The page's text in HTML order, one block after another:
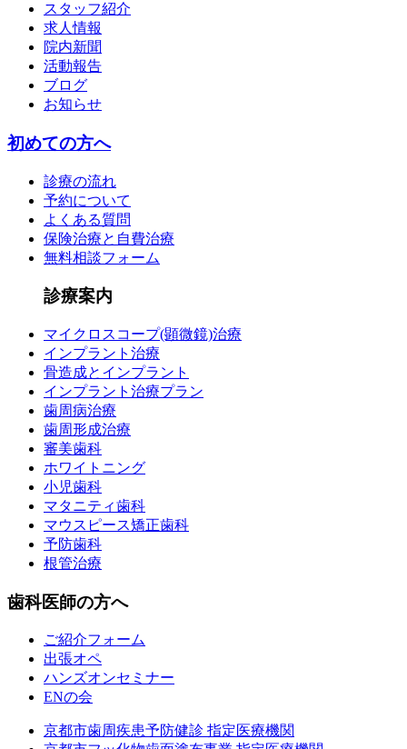
スタッフ紹介
求人情報
院内新聞
活動報告
ブログ
お知らせ
初めての方へ
診療の流れ
予約について
よくある質問
保険治療と自費治療
無料相談フォーム
診療案内
マイクロスコープ(顕微鏡)治療
インプラント治療
骨造成とインプラント
インプラント治療プラン
歯周病治療
歯周形成治療
審美歯科
ホワイトニング
小児歯科
マタニティ歯科
マウスピース矯正歯科
予防歯科
根管治療
歯科医師の方へ
ご紹介フォーム
出張オペ
ハンズオンセミナー
ENの会
京都市歯周疾患予防健診 指定医療機関